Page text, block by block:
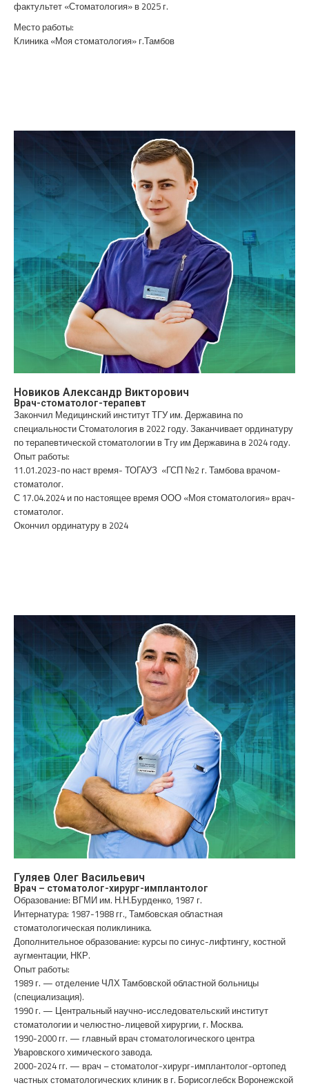
фактультет «Стоматология» в 2025 г.
Место работы:
Клиника «Моя стоматология» г.Тамбов
Новиков Александр Викторович
Врач-стоматолог-терапевт
Закончил Медицинский институт ТГУ им. Державина по
специальности Стоматология в 2022 году. Заканчивает ординатуру
по терапевтической стоматологии в Тгу им Державина в 2024 году.
Опыт работы:
11.01.2023-по наст время- ТОГАУЗ «ГСП №2 г. Тамбова врачом-
стоматолог.
С 17.04.2024 и по настоящее время ООО «Моя стоматология» врач-
стоматолог.
Окончил ординатуру в 2024
Гуляев Олег Васильевич
Врач – стоматолог-хирург-имплантолог
Образование: ВГМИ им. Н.Н.Бурденко, 1987 г.
Интернатура: 1987-1988 гг., Тамбовская областная
стоматологическая поликлиника.
Дополнительное образование: курсы по синус-лифтингу, костной
аугментации, НКР.
Опыт работы:
1989 г. — отделение ЧЛХ Тамбовской областной больницы
(специализация).
1990 г. — Центральный научно-исследовательский институт
стоматологии и челюстно-лицевой хирургии, г. Москва.
1990-2000 гг. — главный врач стоматологического центра
Уваровского химического завода.
2000-2024 гг. — врач – стоматолог-хирург-имплантолог-ортопед
частных стоматологических клиник в г. Борисоглебск Воронежской